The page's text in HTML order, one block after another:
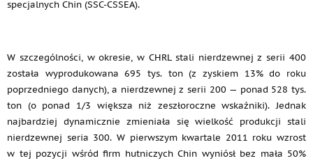
specjalnych Chin (SSC-CSSEA).
W szczególności, w okresie, w CHRL stali nierdzewnej z serii 400
została wyprodukowana 695 tys. ton (z zyskiem 13% do roku
poprzedniego danych), a nierdzewnej z serii 200 — ponad 528 tys.
ton (o ponad 1/3 większa niż zeszłoroczne wskaźniki). Jednak
najbardziej dynamicznie zmieniała się wielkość produkcji stali
nierdzewnej seria 300. W pierwszym kwartale 2011 roku wzrost
w tej pozycji wśród firm hutniczych Chin wyniósł bez mała 50%